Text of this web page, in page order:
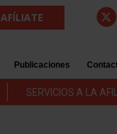
AFÍLIATE
Publicaciones
SERVICIOS A LA